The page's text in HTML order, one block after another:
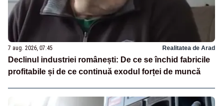
7 aug. 2026, 07:45 Realitatea de Arad
Declinul industriei românești: De ce se închid fabricile
profitabile și de ce continuă exodul forței de muncă